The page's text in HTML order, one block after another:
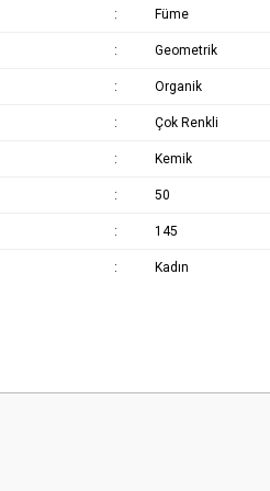
: Füme
: Geometrik
: Organik
: Çok Renkli
: Kemik
: 50
: 145
: Kadın
ederiz.